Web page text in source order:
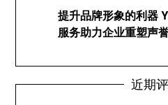
提升品牌形象的利器
服务助力企业重塑声
近期